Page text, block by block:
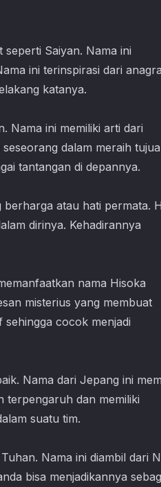
Saiyan. Nama ini
ini terinspirasi dari
katanya.
Nama ini memiliki arti dari
dalam meraih
tantangan di depannya.
atau hati permata.
dirinya. Kehadirannya
nama Hisoka
misterius yang membuat
cocok menjadi
Nama dari Jepang ini
terpengaruh dan memiliki
suatu tim.
Nama ini diambil dari
bisa menjadikannya